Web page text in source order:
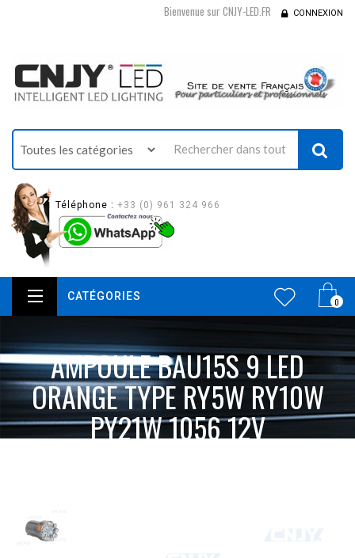
Bienvenue sur CNJY-LED.FR CONNEXION
Téléphone : +33 (0) 961 324 966
0
CATÉGORIES
AMPOULE BAU15S 9 LED
ORANGE TYPE RY5W RY10W
PY21W 1056 12V